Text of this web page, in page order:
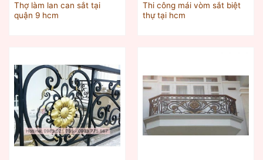
Thợ làm lan can sắt tại
quận 9 hcm
Thi công mái vòm sắt biệt
thự tại hcm